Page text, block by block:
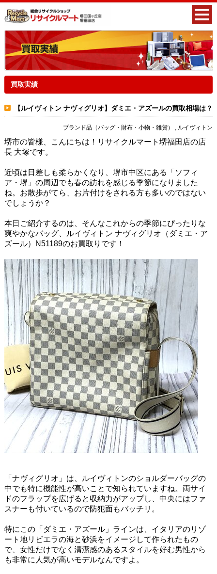
買取実績
【ルイヴィトン ナヴィグリオ】ダミエ・アズールの買取相場は？
ブランド品（バッグ・財布・小物・雑貨） , ルイヴィトン
堺市の皆様、こんにちは！リサイクルマート堺福田店の店
長 大塚です。
近頃は日差しも柔らかくなり、堺市中区にある「ソフィ
ア・堺」の周辺でも春の訪れを感じる季節になりました
ね。お散歩がてら、お片付けをされる方も多いのではない
でしょうか？
本日ご紹介するのは、そんなこれからの季節にぴったりな
爽やかなバッグ、ルイヴィトン ナヴィグリオ（ダミエ・ア
ズール）N51189のお買取りです！
「ナヴィグリオ」は、ルイヴィトンのショルダーバッグの
中でも特に機能性が高いことで知られていますね。両サイ
ドのフラップを広げると収納力がアップし、中央にはファ
スナーも付いているので防犯面もバッチリ。
特にこの「ダミエ・アズール」ラインは、イタリアのリゾ
ート地リビエラの海と砂浜をイメージして作られたもの
で、女性だけでなく清潔感のあるスタイルを好む男性から
も非常に人気が高いモデルなんですよ。